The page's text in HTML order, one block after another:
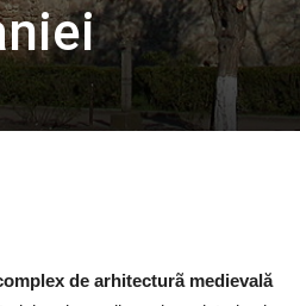
de arhitecturã medievală